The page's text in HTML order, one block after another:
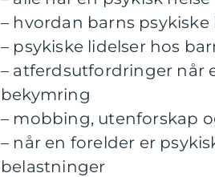
– hvordan barns
– psykiske lidelser hos
– atferdsutfordringer når
bekymring
– mobbing, utenforskap
– når en forelder er
belastninger